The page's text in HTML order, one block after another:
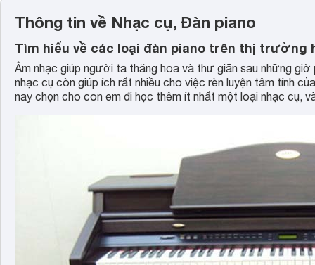
Thông tin về Nhạc cụ, Đàn piano
Tìm hiểu về các loại đàn piano trên thị trường
Âm nhạc giúp người ta thăng hoa và thư giãn sau những
nhạc cụ còn giúp ích rất nhiều cho việc rèn luyện tâm tính
nay chọn cho con em đi học thêm ít nhất một loại nhạc cụ,